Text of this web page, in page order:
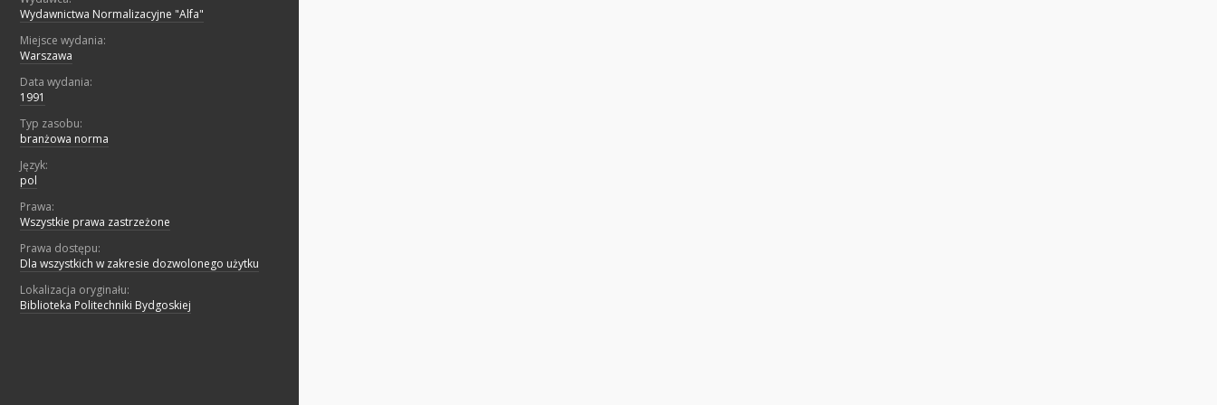
Wydawnictwa Normalizacyjne "Alfa"
Miejsce wydania:
Warszawa
Data wydania:
1991
Typ zasobu:
branżowa norma
Język:
pol
Prawa:
Wszystkie prawa zastrzeżone
Prawa dostępu:
Dla wszystkich w zakresie dozwolonego użytku
Lokalizacja oryginału:
Biblioteka Politechniki Bydgoskiej